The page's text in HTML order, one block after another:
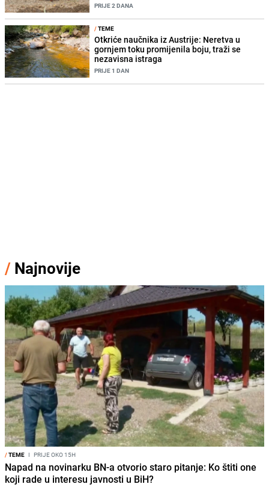
PRIJE 2 DANA
/TEME
Otkriće naučnika iz Austrije: Neretva u
gornjem toku promijenila boju, traži se
nezavisna istraga
PRIJE 1 DAN
/ Najnovije
/TEME I PRIJE OKO 15H
Napad na novinarku BN-a otvorio staro pitanje: Ko štiti one
koji rade u interesu javnosti u BiH?